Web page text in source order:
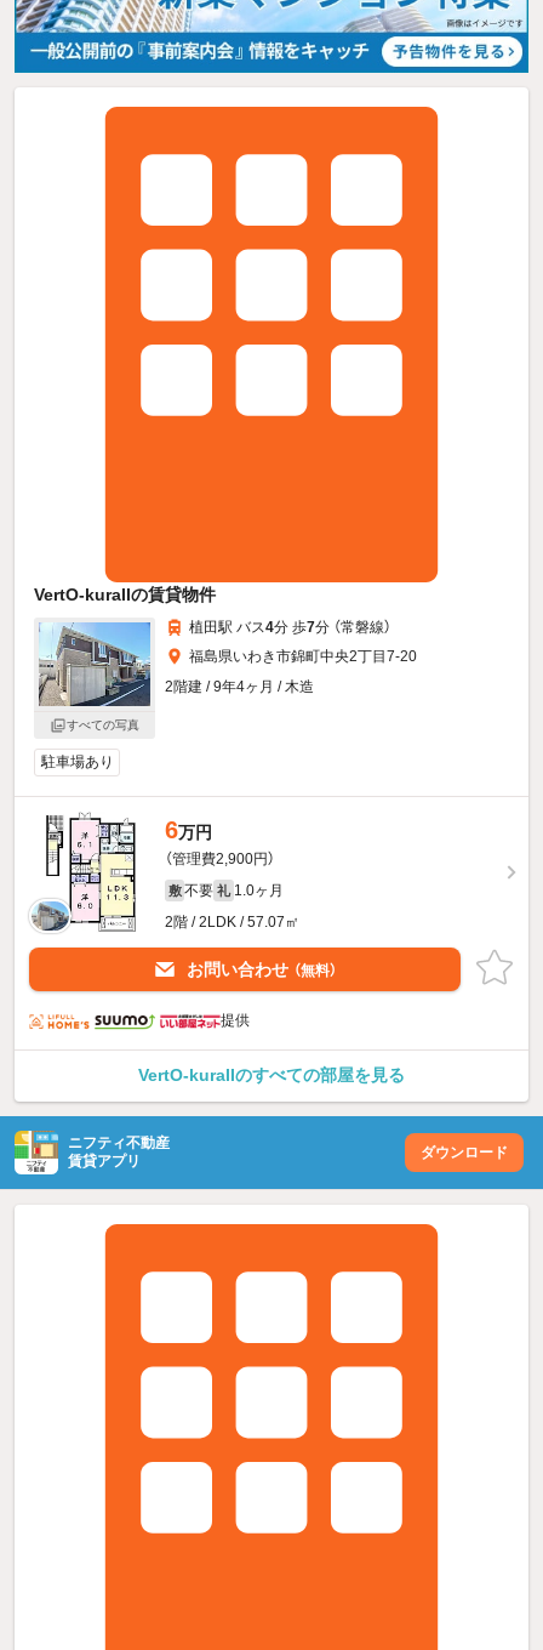
VertO-kuraIIの賃貸物件
すべての写真
植田駅 バス4分 歩7分 （常磐線）
福島県いわき市錦町中央2丁目7-20
2階建 / 9年4ヶ月 / 木造
駐車場あり
6万円
（管理費2,900円）
敷 不要 礼 1.0ヶ月
2階 / 2LDK / 57.07㎡
お問い合わせ （無料）
提供
VertO-kuraIIのすべての部屋を見る
ニフティ不動産
賃貸アプリ
ダウンロード